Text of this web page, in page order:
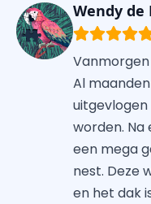
Wendy de
Al
worden. Na
een mega
nest. Deze
en het dak